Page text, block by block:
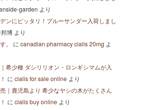
garden より
ンにピッタリ！ブルーサンダー入荷しまし
博 より
。
に canadian pharmacy cialis 20mg よ
希少種 ダシリリオン・ロンギシマムが入
に cialis for sale online より
｜鹿児島より 希少なヤシの木がたくさん
に cialis buy online より